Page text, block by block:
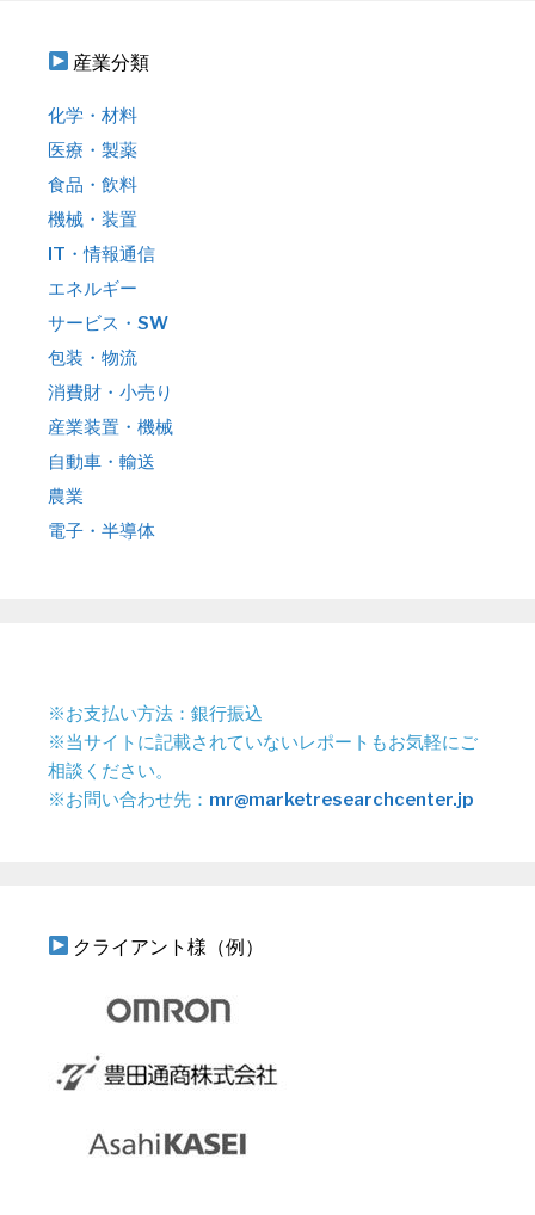
産業分類
化学・材料
医療・製薬
食品・飲料
機械・装置
IT・情報通信
エネルギー
サービス・SW
包装・物流
消費財・小売り
産業装置・機械
自動車・輸送
農業
電子・半導体
※お支払い方法：銀行振込
※当サイトに記載されていないレポートもお気軽にご
相談ください。
※お問い合わせ先： mr@marketresearchcenter.jp
クライアント様（例）